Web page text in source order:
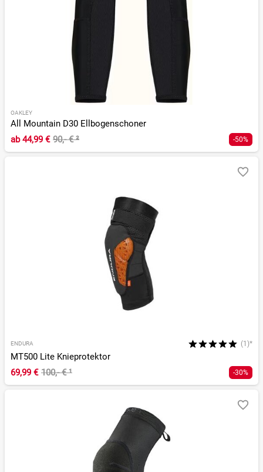
OAKLEY
All Mountain D30 Ellbogenschoner
ab44,99 € 90,- €² -50%
ENDURA (1)*
MT500 Lite Knieprotektor
69,99 € 100,- €¹ -30%